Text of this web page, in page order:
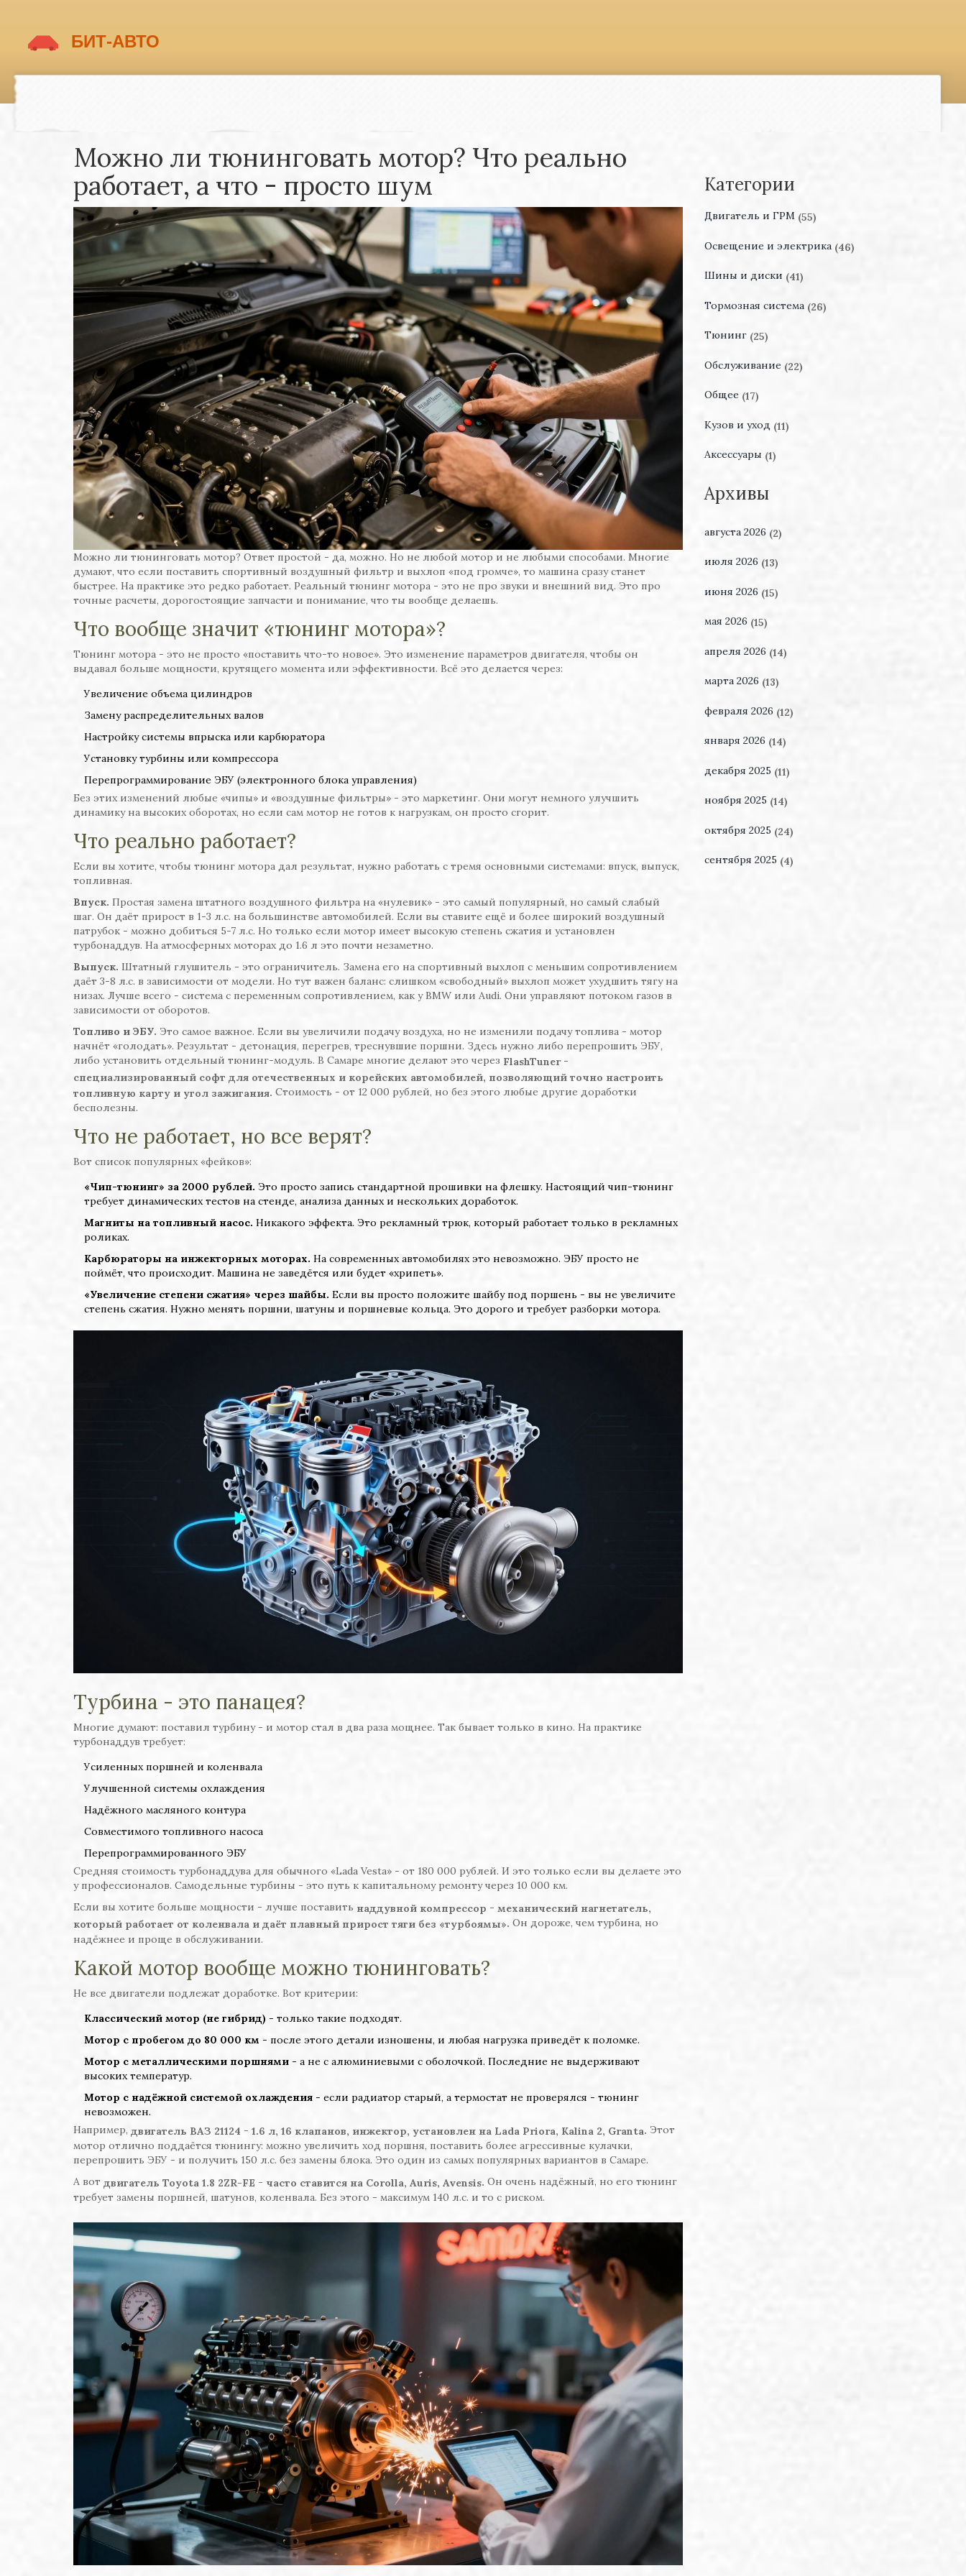
Можно ли тюнинговать мотор? Что реально
работает, а что - просто шум
Можно ли тюнинговать мотор? Ответ простой - да, можно. Но не любой мотор и не любыми способами. Многие
думают, что если поставить спортивный воздушный фильтр и выхлоп «под громче», то машина сразу станет
быстрее. На практике это редко работает. Реальный тюнинг мотора - это не про звуки и внешний вид. Это про
точные расчеты, дорогостоящие запчасти и понимание, что ты вообще делаешь.
Что вообще значит «тюнинг мотора»?
Тюнинг мотора - это не просто «поставить что-то новое». Это изменение параметров двигателя, чтобы он
выдавал больше мощности, крутящего момента или эффективности. Всё это делается через:
Увеличение объема цилиндров
Замену распределительных валов
Настройку системы впрыска или карбюратора
Установку турбины или компрессора
Перепрограммирование ЭБУ (электронного блока управления)
Без этих изменений любые «чипы» и «воздушные фильтры» - это маркетинг. Они могут немного улучшить
динамику на высоких оборотах, но если сам мотор не готов к нагрузкам, он просто сгорит.
Что реально работает?
Если вы хотите, чтобы тюнинг мотора дал результат, нужно работать с тремя основными системами: впуск, выпуск,
топливная.
Впуск. Простая замена штатного воздушного фильтра на «нулевик» - это самый популярный, но самый слабый
шаг. Он даёт прирост в 1-3 л.с. на большинстве автомобилей. Если вы ставите ещё и более широкий воздушный
патрубок - можно добиться 5-7 л.с. Но только если мотор имеет высокую степень сжатия и установлен
турбонаддув. На атмосферных моторах до 1.6 л это почти незаметно.
Выпуск. Штатный глушитель - это ограничитель. Замена его на спортивный выхлоп с меньшим сопротивлением
даёт 3-8 л.с. в зависимости от модели. Но тут важен баланс: слишком «свободный» выхлоп может ухудшить тягу на
низах. Лучше всего - система с переменным сопротивлением, как у BMW или Audi. Они управляют потоком газов в
зависимости от оборотов.
Топливо и ЭБУ. Это самое важное. Если вы увеличили подачу воздуха, но не изменили подачу топлива - мотор
начнёт «голодать». Результат - детонация, перегрев, треснувшие поршни. Здесь нужно либо перепрошить ЭБУ,
либо установить отдельный тюнинг-модуль. В Самаре многие делают это через FlashTuner-
специализированный софт для отечественных и корейских автомобилей, позволяющий точно настроить
топливную карту и угол зажигания. Стоимость - от 12 000 рублей, но без этого любые другие доработки
бесполезны.
Что не работает, но все верят?
Вот список популярных «фейков»:
«Чип-тюнинг» за 2000 рублей. Это просто запись стандартной прошивки на флешку. Настоящий чип-тюнинг
требует динамических тестов на стенде, анализа данных и нескольких доработок.
Магниты на топливный насос. Никакого эффекта. Это рекламный трюк, который работает только в рекламных
роликах.
Карбюраторы на инжекторных моторах. На современных автомобилях это невозможно. ЭБУ просто не
поймёт, что происходит. Машина не заведётся или будет «хрипеть».
«Увеличение степени сжатия» через шайбы. Если вы просто положите шайбу под поршень - вы не увеличите
степень сжатия. Нужно менять поршни, шатуны и поршневые кольца. Это дорого и требует разборки мотора.
Турбина - это панацея?
Многие думают: поставил турбину - и мотор стал в два раза мощнее. Так бывает только в кино. На практике
турбонаддув требует:
Усиленных поршней и коленвала
Улучшенной системы охлаждения
Надёжного масляного контура
Совместимого топливного насоса
Перепрограммированного ЭБУ
Средняя стоимость турбонаддува для обычного «Lada Vesta» - от 180 000 рублей. И это только если вы делаете это
у профессионалов. Самодельные турбины - это путь к капитальному ремонту через 10 000 км.
Если вы хотите больше мощности - лучше поставить наддувной компрессор - механический нагнетатель,
который работает от коленвала и даёт плавный прирост тяги без «турбоямы». Он дороже, чем турбина, но
надёжнее и проще в обслуживании.
Какой мотор вообще можно тюнинговать?
Не все двигатели подлежат доработке. Вот критерии:
Классический мотор (не гибрид) - только такие подходят.
Мотор с пробегом до 80 000 км - после этого детали изношены, и любая нагрузка приведёт к поломке.
Мотор с металлическими поршнями - а не с алюминиевыми с оболочкой. Последние не выдерживают
высоких температур.
Мотор с надёжной системой охлаждения - если радиатор старый, а термостат не проверялся - тюнинг
невозможен.
Например, двигатель ВАЗ 21124 - 1.6 л, 16 клапанов, инжектор, установлен на Lada Priora, Kalina 2, Granta. Этот
мотор отлично поддаётся тюнингу: можно увеличить ход поршня, поставить более агрессивные кулачки,
перепрошить ЭБУ - и получить 150 л.с. без замены блока. Это один из самых популярных вариантов в Самаре.
А вот двигатель Toyota 1.8 2ZR-FE - часто ставится на Corolla, Auris, Avensis. Он очень надёжный, но его тюнинг
требует замены поршней, шатунов, коленвала. Без этого - максимум 140 л.с. и то с риском.
Категории
Двигатель и ГРМ (55)
Освещение и электрика (46)
Шины и диски (41)
Тормозная система (26)
Тюнинг (25)
Обслуживание (22)
Общее (17)
Кузов и уход (11)
Аксессуары (1)
Архивы
августа 2026 (2)
июля 2026 (13)
июня 2026 (15)
мая 2026 (15)
апреля 2026 (14)
марта 2026 (13)
февраля 2026 (12)
января 2026 (14)
декабря 2025 (11)
ноября 2025 (14)
октября 2025 (24)
сентября 2025 (4)